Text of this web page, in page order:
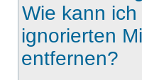
Wie kann
ignorierten
entfernen?